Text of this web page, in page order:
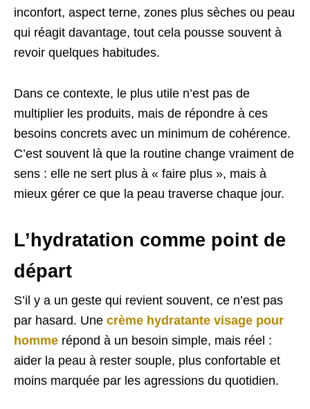
inconfort, aspect terne, zones plus sèches ou peau
qui réagit davantage, tout cela pousse souvent à
revoir quelques habitudes.
Dans ce contexte, le plus utile n’est pas de
multiplier les produits, mais de répondre à ces
besoins concrets avec un minimum de cohérence.
C’est souvent là que la routine change vraiment de
sens : elle ne sert plus à « faire plus », mais à
mieux gérer ce que la peau traverse chaque jour.
L’hydratation comme point de
départ
S’il y a un geste qui revient souvent, ce n’est pas
par hasard. Une crème hydratante visage pour
homme répond à un besoin simple, mais réel :
aider la peau à rester souple, plus confortable et
moins marquée par les agressions du quotidien.